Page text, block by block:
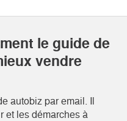
le guide de
vendre
autobiz par email. Il
et les démarches à